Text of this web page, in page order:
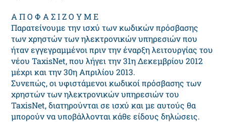
Α Π Ο Φ Α Σ Ι Ζ Ο Υ Μ Ε
Παρατείνουμε την ισχύ των κωδικών πρόσβασης
των χρηστών των ηλεκτρονικών υπηρεσιών που
ήταν εγγεγραμμένοι πριν την έναρξη λειτουργίας του
νέου TaxisNet, που λήγει την 31η Δεκεμβρίου 2012
μέχρι και την 30η Απριλίου 2013.
Συνεπώς, οι υφιστάμενοι κωδικοί πρόσβασης των
χρηστών των ηλεκτρονικών υπηρεσιών του
TaxisNet, διατηρούνται σε ισχύ και με αυτούς θα
μπορούν να υποβάλλονται κάθε είδους δηλώσεις.